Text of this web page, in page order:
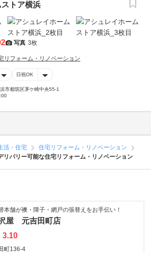
トア横浜
写真 3枚
リフォーム・リノベーション
日祝OK
市都筑区茅ケ崎中央55-1
活・住宅
住宅リフォーム・リノベーション
リバリー可能な住宅リフォーム・リノベーション
本舗が襖・障子・網戸の張替えをお手伝い！
屋 元吉田町店
3.10
町136-4